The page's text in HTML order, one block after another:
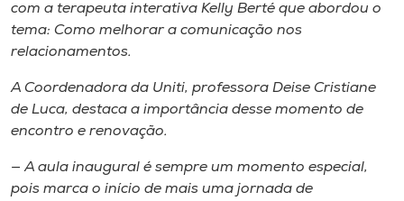
com a terapeuta interativa Kelly Berté que abordou o
tema: Como melhorar a comunicação nos
relacionamentos.
A Coordenadora da Uniti, professora Deise Cristiane
de Luca, destaca a importância desse momento de
encontro e renovação.
— A aula inaugural é sempre um momento especial,
pois marca o início de mais uma jornada de